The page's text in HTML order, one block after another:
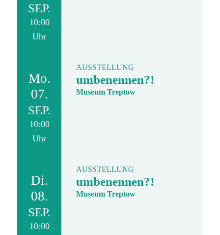
SEP.
10:00
Uhr
Mo.
07.
SEP.
10:00
Uhr
AUSSTELLUNG
umbenennen?!
Museum Treptow
Di.
08.
SEP.
10:00
AUSSTELLUNG
umbenennen?!
Museum Treptow